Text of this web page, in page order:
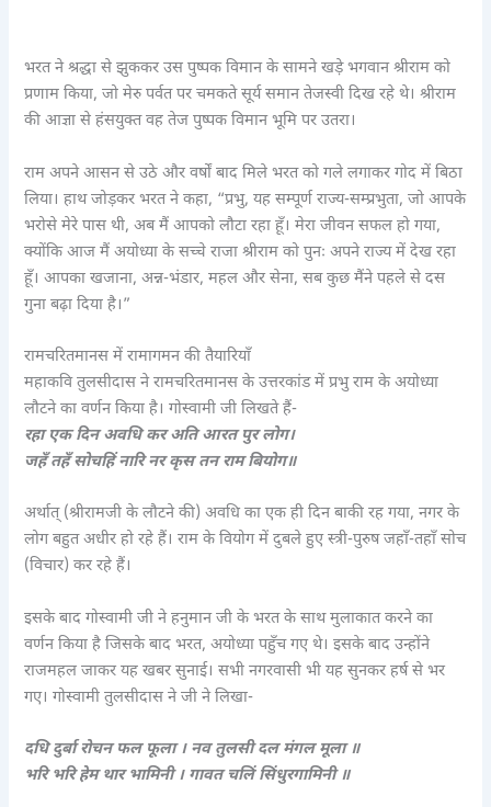
भरत ने श्रद्धा से झुककर उस पुष्पक विमान के सामने खड़े भगवान श्रीराम को
प्रणाम किया, जो मेरु पर्वत पर चमकते सूर्य समान तेजस्वी दिख रहे थे। श्रीराम
की आज्ञा से हंसयुक्त वह तेज पुष्पक विमान भूमि पर उतरा।
राम अपने आसन से उठे और वर्षों बाद मिले भरत को गले लगाकर गोद में बिठा
लिया। हाथ जोड़कर भरत ने कहा, “प्रभु, यह सम्पूर्ण राज्य-सम्प्रभुता, जो आपके
भरोसे मेरे पास थी, अब मैं आपको लौटा रहा हूँ। मेरा जीवन सफल हो गया,
क्योंकि आज मैं अयोध्या के सच्चे राजा श्रीराम को पुनः अपने राज्य में देख रहा
हूँ। आपका खजाना, अन्न-भंडार, महल और सेना, सब कुछ मैंने पहले से दस
गुना बढ़ा दिया है।”
रामचरितमानस में रामागमन की तैयारियाँ
महाकवि तुलसीदास ने रामचरितमानस के उत्तरकांड में प्रभु राम के अयोध्या
लौटने का वर्णन किया है। गोस्वामी जी लिखते हैं-
रहा एक दिन अवधि कर अति आरत पुर लोग।
जहँ तहँ सोचहिं नारि नर कृस तन राम बियोग॥
अर्थात् (श्रीरामजी के लौटने की) अवधि का एक ही दिन बाकी रह गया, नगर के
लोग बहुत अधीर हो रहे हैं। राम के वियोग में दुबले हुए स्त्री-पुरुष जहाँ-तहाँ सोच
(विचार) कर रहे हैं।
इसके बाद गोस्वामी जी ने हनुमान जी के भरत के साथ मुलाकात करने का
वर्णन किया है जिसके बाद भरत, अयोध्या पहुँच गए थे। इसके बाद उन्होंने
राजमहल जाकर यह खबर सुनाई। सभी नगरवासी भी यह सुनकर हर्ष से भर
गए। गोस्वामी तुलसीदास ने जी ने लिखा-
दधि दुर्बा रोचन फल फूला । नव तुलसी दल मंगल मूला ॥
भरि भरि हेम थार भामिनी । गावत चलिं सिंधुरगामिनी ॥